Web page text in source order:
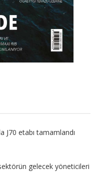
J70 etabı tamamlandı
gelecek yöneticileri